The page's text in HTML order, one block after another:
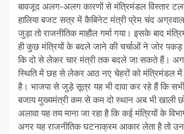
बावजूद अलग-अलग कारणों से मंत्रिमंडल विस्तार
हालिया बजट सत्र में कैबिनेट मंत्री प्रेम चंद
जुड़ा तो राजनीतिक माहौल गर्मा गया। इसके बाद
ही कुछ मंत्रियों के बदले जाने की चर्चाओं ने जोर पकड़
कि दो से लेकर चार मंत्री तक बदले जा सकते हैं। अगर
स्थिति में छह से लेकर आठ नए चेहरों को मंत्रिमंडल
है। भाजपा से जुड़े सूत्र यह भी दावा कर रहे हैं कि
बजाय मुख्यमंत्री कम से कम दो स्थान अब भी
अलावा यह तय माना जा रहा है कि कई मंत्रियों के
अगर यह राजनीतिक घटनाक्रम आकार लेता है तो